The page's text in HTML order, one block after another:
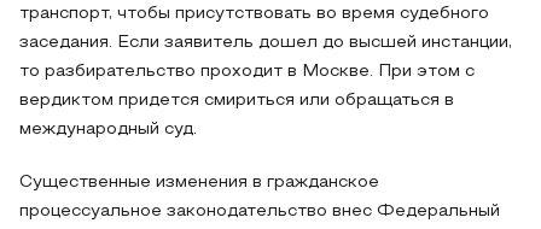
транспорт, чтобы присутствовать во время судебного
заседания. Если заявитель дошел до высшей инстанции,
то разбирательство проходит в Москве. При этом с
вердиктом придется смириться или обращаться в
международный суд.
Существенные изменения в гражданское
процессуальное законодательство внес Федеральный